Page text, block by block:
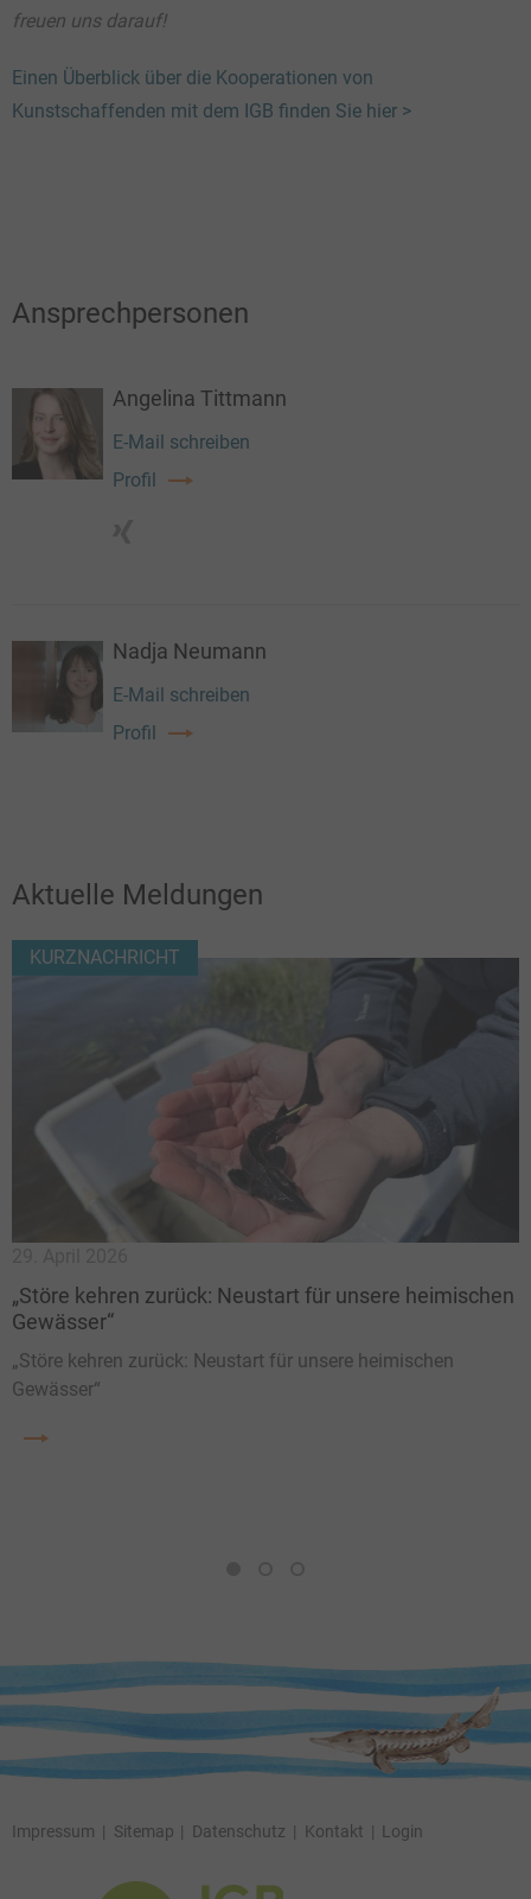
freuen uns darauf!
Einen Überblick über die Kooperationen von
Kunstschaffenden mit dem IGB finden Sie hier >
Ansprechpersonen
Angelina Tittmann
E-Mail schreiben
Profil
Nadja Neumann
E-Mail schreiben
Profil
Aktuelle Meldungen
KURZNACHRICHT
„Störe kehren zurück: Neustart für unsere heimischen
Gewässer“
„Störe kehren zurück: Neustart für unsere heimischen
Gewässer“
Impressum Sitemap Datenschutz Kontakt Login